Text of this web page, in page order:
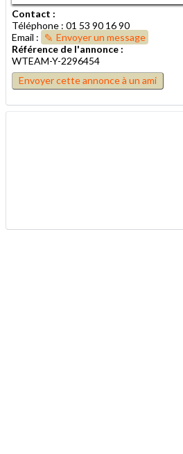
Contact :
Téléphone : 01 53 90 16 90
Email :
Envoyer un message
Référence de l'annonce :
WTEAM-Y-2296454
Envoyer cette annonce à un ami